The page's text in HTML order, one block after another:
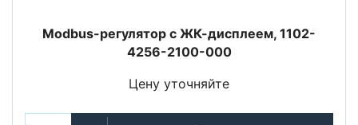
Modbus-регулятор с ЖК-дисплеем, 1102-
4256-2100-000
Цену уточняйте